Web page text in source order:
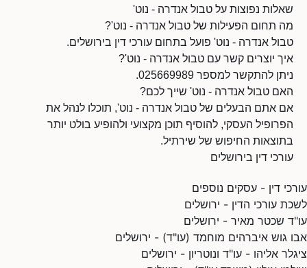
שאלות נפוצות על טבול אנדרה - נוט'
מה תחום הפעילות של טבול אנדרה - נוט'?
טבול אנדרה - נוט' פועל בתחום עורכי דין בירושלים.
איך יוצרים קשר עם טבול אנדרה - נוט'?
ניתן להתקשר למספר 025669989.
האם טבול אנדרה - נוט' שייך לכם?
אם אתם הבעלים של טבול אנדרה - נוט', תוכלו לנהל את
הפרופיל העסקי, להוסיף תוכן מקצועי ולהופיע בולט יותר
בתוצאות החיפוש של שירתיל.
עורכי דין בירושלים
עורכי דין - עסקים נוספים
לשכת עורכי הדין - ירושלים
עו"ד שכטר מאיר - ירושלים
אבו גוש איברהים מוחמד (עו"ד) - ירושלים
ציגלר אליהו - עו"ד ונוטריון - ירושלים